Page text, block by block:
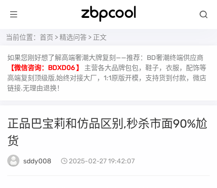
当前位置： 首页 >精选问答 > 正文
如果您刚好想了解高端奢潮大牌复刻——推荐：BD奢潮终端供应商
【微信咨询：BDXD06 】
主营各大品牌包包，鞋子，衣服，配饰等
高端复刻顶级版,始终对接大厂，1:1原版开模，支持货到付款，微店
链接.无理由退换！
正品巴宝莉和仿品区别,秒杀市面90%尬
货
sddy008 2025-02-27 19:42:07